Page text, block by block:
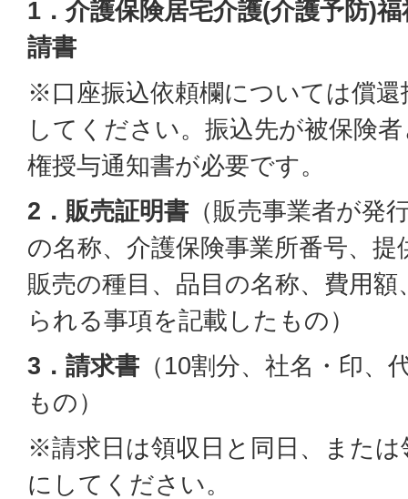
1．介護保険居宅介護(介護予防)
請書
※口座振込依頼欄については償
してください。振込先が被保険
権授与通知書が必要です。
2．販売証明書 （販売事業者が発
の名称、介護保険事業所番号、
販売の種目、品目の名称、費用
られる事項を記載したもの）
3．請求書 （10割分、社名・印、
もの）
※請求日は領収日と同日、または
にしてください。